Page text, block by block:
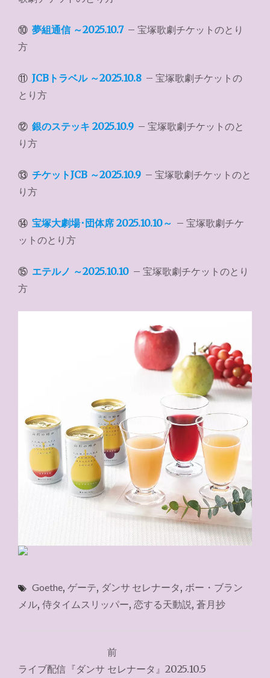
⑩ 夢組通信 ～2025.10.7 – 宝塚歌劇チケットのとり
方
⑪ JCBトラベル ～2025.10.8 – 宝塚歌劇チケットの
とり方
⑫ 銀のステッキ 2025.10.9 – 宝塚歌劇チケットのと
り方
⑬ チケットJCB ～2025.10.9 – 宝塚歌劇チケットのと
り方
⑭ 宝塚大劇場･団体席 2025.10.10～ – 宝塚歌劇チケ
ットのとり方
⑮ エテルノ ～2025.10.10 – 宝塚歌劇チケットのとり
方
Goethe, ゲーテ, ダンサ セレナータ , ボー・ブラン
メル, 侍タイムスリッパー, 恋する天動説, 蒼月抄
稿
前
ライブ配信『ダンサ セレナータ』2025.10.5